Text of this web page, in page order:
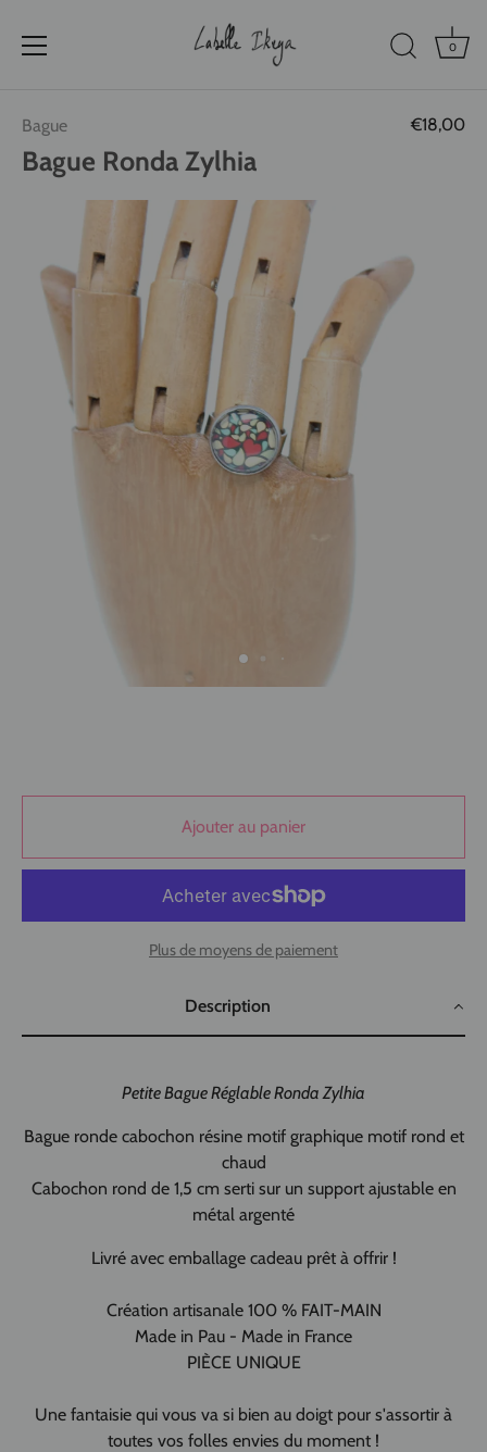
contenu
0
Bague €18,00
Bague Ronda Zylhia
Ajouter au panier
Plus de moyens de paiement
Description
Petite Bague Réglable Ronda Zylhia
Bague ronde cabochon résine motif graphique motif rond et
chaud
Cabochon rond de 1,5 cm serti sur un support ajustable en
métal argenté
Livré avec emballage cadeau prêt à offrir !
Création artisanale 100 % FAIT-MAIN
Made in Pau - Made in France
PIÈCE UNIQUE
Une fantaisie qui vous va si bien au doigt pour s'assortir à
toutes vos folles envies du moment !